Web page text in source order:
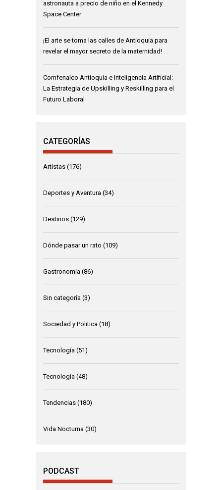
astronauta a precio de niño en el Kennedy
Space Center
¡El arte se toma las calles de Antioquia para
revelar el mayor secreto de la maternidad!
Comfenalco Antioquia e Inteligencia Artificial:
La Estrategia de Upskilling y Reskilling para el
Futuro Laboral
CATEGORÍAS
Artistas (176)
Deportes y Aventura (34)
Destinos (129)
Dónde pasar un rato (109)
Gastronomía (86)
Sin categoría (3)
Sociedad y Politica (18)
Tecnología (51)
Tecnología (48)
Tendencias (180)
Vida Nocturna (30)
PODCAST